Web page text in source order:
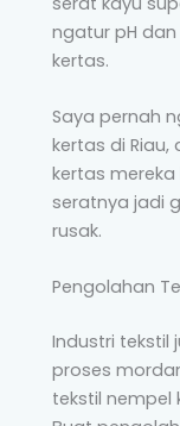
ngatur pH
kertas.
Saya pernah
kertas di
kertas
seratnya jadi
rusak.
Pengolahan
Industri
proses
tekstil nempel